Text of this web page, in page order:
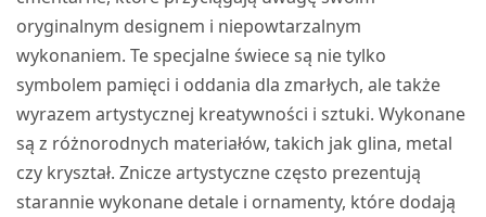
oryginalnym designem i niepowtarzalnym
wykonaniem. Te specjalne świece są nie tylko
symbolem pamięci i oddania dla zmarłych, ale także
wyrazem artystycznej kreatywności i sztuki. Wykonane
są z różnorodnych materiałów, takich jak glina, metal
czy kryształ. Znicze artystyczne często prezentują
starannie wykonane detale i ornamenty, które dodają